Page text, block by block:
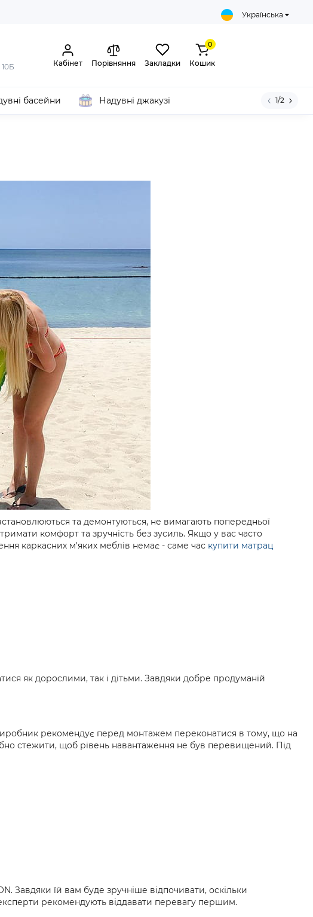
Українська
Кабінет Порівняння Закладки
0
Кошик
басейни Надувні джакузі 1/2
та демонтуються, не вимагають попередньої
комфорт та зручність без зусиль. Якщо у вас часто
каркасних м'яких меблів немає - саме час купити матрац
як дорослими, так і дітьми. Завдяки добре продуманій
рекомендує перед монтажем переконатися в тому, що на
стежити, щоб рівень навантаження не був перевищений. Під
Завдяки їй вам буде зручніше відпочивати, оскільки
рекомендують віддавати перевагу першим.